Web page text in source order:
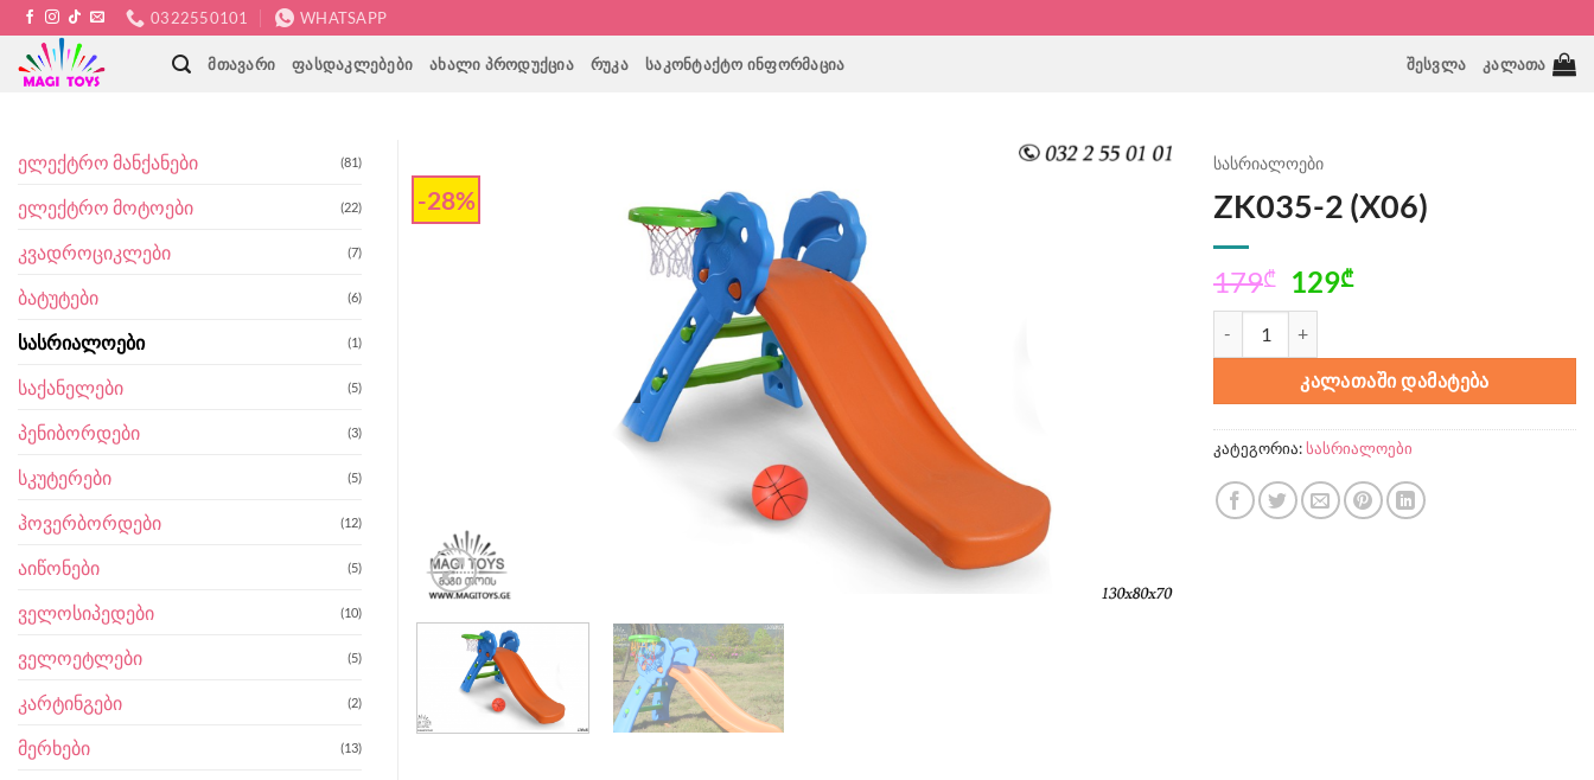
Skip
to
content
0322550101 WHATSAPP
ᲛᲗᲐᲕᲐᲠᲘ ᲤᲐᲡᲓᲐᲙᲚᲔᲑᲔᲑᲘ ᲐᲮᲐᲚᲘ ᲞᲠᲝᲓᲣᲥᲪᲘᲐ ᲠᲣᲙᲐ ᲡᲐᲙᲝᲜᲢᲐᲥᲢᲝ ᲘᲜᲤᲝᲠᲛᲐᲪᲘᲐ ᲨᲔᲡᲕᲚᲐ ᲙᲐᲚᲐᲗᲐ
-28%
სასრიალოები
ZK035-2 (X06)
179₾
Original
price
was:
179₾.
129₾Current
129₾.
ᲙᲐᲚᲐᲗᲐᲨᲘ ᲓᲐᲛᲐᲢᲔᲑᲐ
კატეგორია:სასრიალოები
ელექტრო მანქანები (81)
ელექტრო მოტოები (22)
კვადროციკლები (7)
ბატუტები (6)
სასრიალოები (1)
საქანელები (5)
პენიბორდები (3)
სკუტერები (5)
ჰოვერბორდები (12)
აიწონები (5)
ველოსიპედები (10)
ველოეტლები (5)
კარტინგები (2)
მერხები (13)